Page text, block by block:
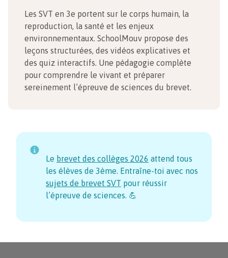
Les SVT en 3e portent sur le corps humain, la
reproduction, la santé et les enjeux
environnementaux. SchoolMouv propose des
leçons structurées, des vidéos explicatives et
des quiz interactifs. Une pédagogie complète
pour comprendre le vivant et préparer
sereinement l’épreuve de sciences du brevet.
Le brevet des collèges 2026 attend tous
les élèves de 3ème. Entraîne-toi avec nos
sujets de brevet SVT pour réussir
l’épreuve de sciences. 💪